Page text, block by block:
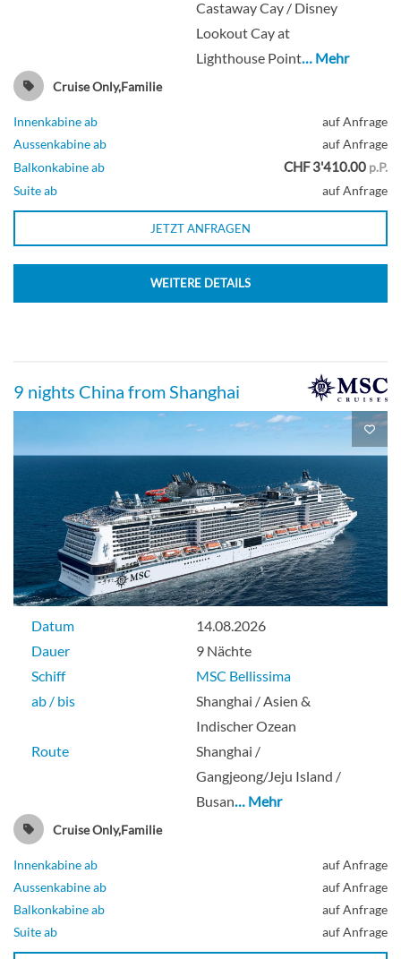
Castaway Cay / Disney
Lookout Cay at
Lighthouse Point… Mehr
Cruise Only,Familie
Innenkabine ab
auf Anfrage
Aussenkabine ab
auf Anfrage
Balkonkabine ab
CHF 3'410.00 p.P.
Suite ab
auf Anfrage
JETZT ANFRAGEN
WEITERE DETAILS
9 nights China from Shanghai
Datum
14.08.2026
Dauer
9 Nächte
Schiff
MSC Bellissima
ab / bis
Shanghai / Asien &
Indischer Ozean
Route
Shanghai /
Gangjeong/Jeju Island /
Busan… Mehr
Cruise Only,Familie
Innenkabine ab
auf Anfrage
Aussenkabine ab
auf Anfrage
Balkonkabine ab
auf Anfrage
Suite ab
auf Anfrage